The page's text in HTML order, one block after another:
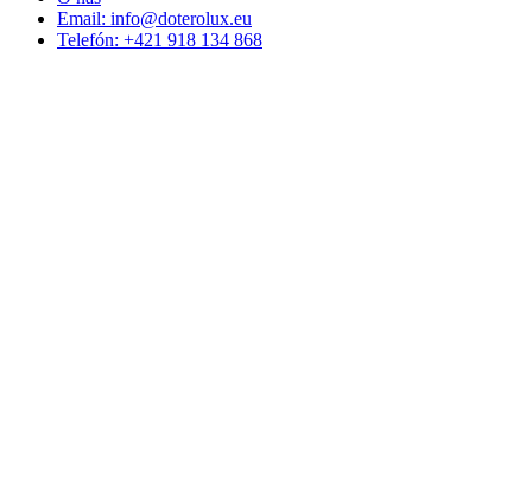
Email: info@doterolux.eu
Telefón: +421 918 134 868